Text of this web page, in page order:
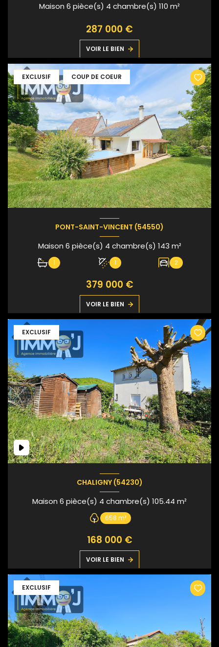
Maison 6 pièce(s) 4 chambre(s) 110 m²
287 000 €
VOIR LE BIEN
EXCLUSIF COUP DE COEUR
PONT-SAINT-VINCENT (54550)
Maison 6 pièce(s) 4 chambre(s) 143 m²
1 1 2
379 000 €
VOIR LE BIEN
EXCLUSIF
CHALIGNY (54230)
Maison 6 pièce(s) 4 chambre(s) 105.44 m²
658 m²
168 000 €
VOIR LE BIEN
EXCLUSIF